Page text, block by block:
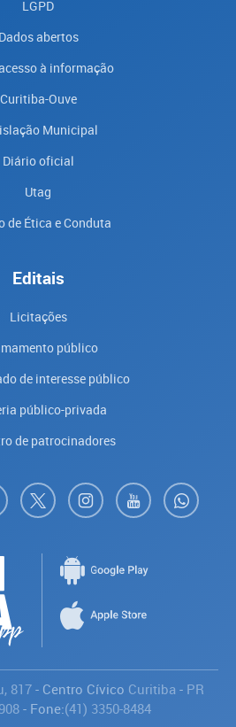
LGPD
Dados abertos
à informação
Curitiba-Ouve
Municipal
Diário oficial
Utag
de Ética e Conduta
Editais
Licitações
público
de interesse público
público-privada
de patrocinadores
817- Centro Cívico Curitiba- PR
- Fone:(41) 3350-8484